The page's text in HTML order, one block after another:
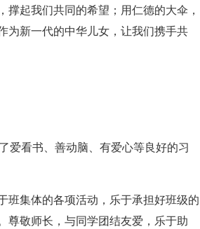
撑起我们共同的希望；用仁德的大伞，
为新一代的中华儿女，让我们携手共
爱看书、善动脑、有爱心等良好的习
班集体的各项活动，乐于承担好班级的
尊敬师长，与同学团结友爱，乐于助